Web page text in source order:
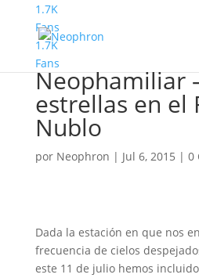
1.7K
Fans
1.7K
Fans
Familyphron y
Neophamiliar
estrellas en el
Nublo
por Neophron | Jul 6, 2015 | 0
Dada la estación en que nos
frecuencia de cielos
este 11 de julio hemos